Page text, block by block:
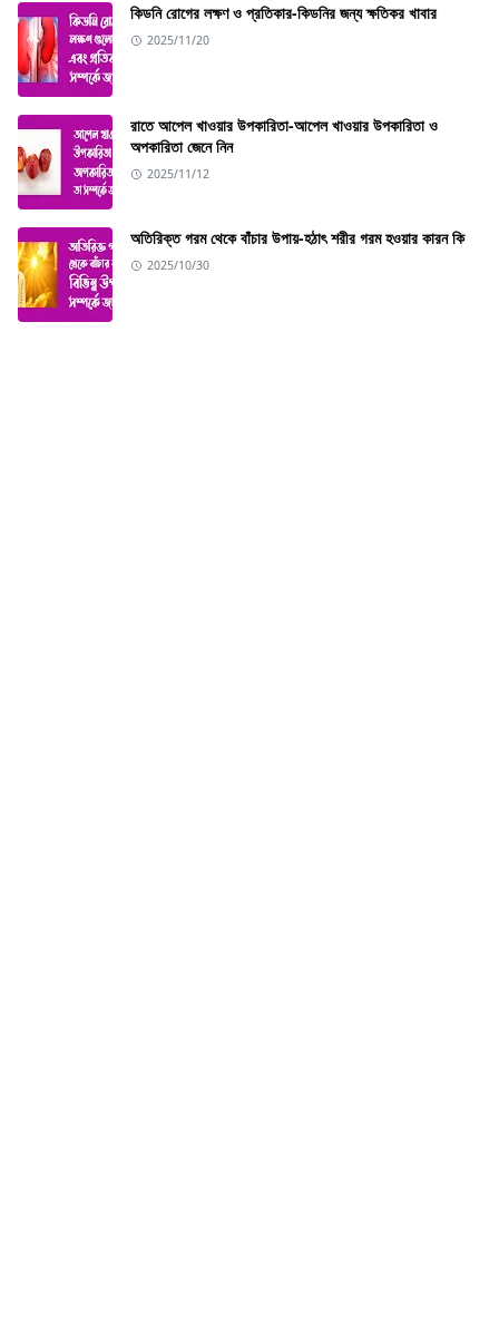
কিডনি রোগের লক্ষণ ও প্রতিকার-কিডনির জন্য ক্ষতিকর খাবার
2025/11/20
রাতে আপেল খাওয়ার উপকারিতা-আপেল খাওয়ার উপকারিতা ও
অপকারিতা জেনে নিন
2025/11/12
অতিরিক্ত গরম থেকে বাঁচার উপায়-হঠাৎ শরীর গরম হওয়ার কারন কি
2025/10/30